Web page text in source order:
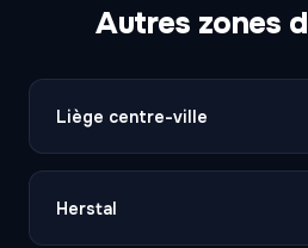
Autres zones
Liège centre-ville
Herstal